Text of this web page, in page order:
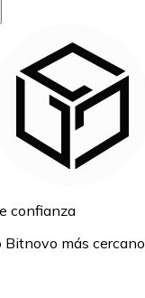
confianza
más cercano